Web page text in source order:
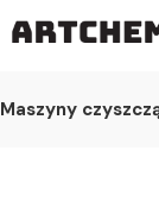
Maszyny